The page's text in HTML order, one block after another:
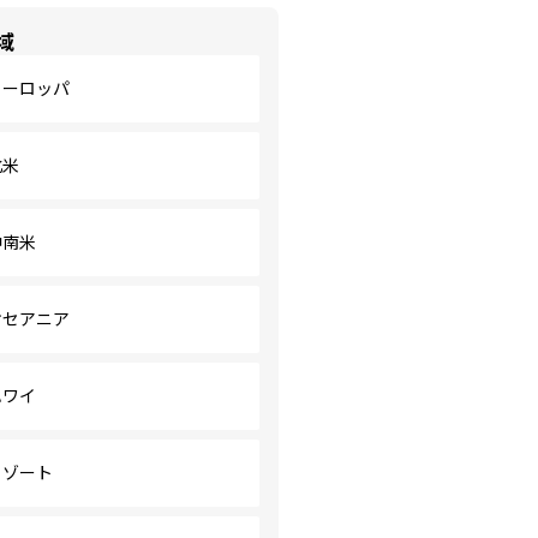
ロッパ
米
アニア
イ
ート